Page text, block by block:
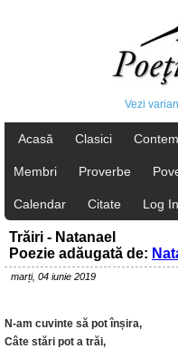
Vezi
Acasă Clasici
Membri Proverbe
Calendar Citate Log In
Trăiri - Natanael
Poezie adăugată de:
marți, 04 iunie 2019
N-am cuvinte să pot înșira,
Câte stări pot a trăi,